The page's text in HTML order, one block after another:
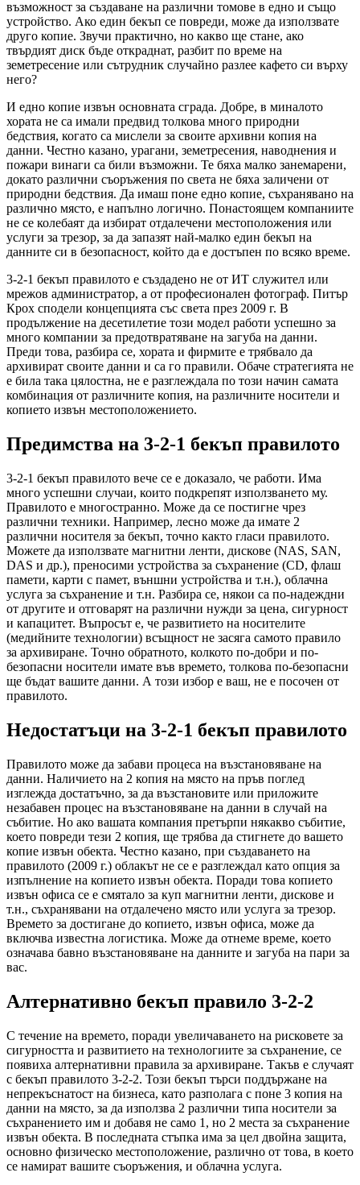
възможност за създаване на различни томове в едно и също
устройство. Ако един бекъп се повреди, може да използвате
друго копие. Звучи практично, но какво ще стане, ако
твърдият диск бъде откраднат, разбит по време на
земетресение или сътрудник случайно разлее кафето си върху
него?
И едно копие извън основната сграда. Добре, в миналото
хората не са имали предвид толкова много природни
бедствия, когато са мислели за своите архивни копия на
данни. Честно казано, урагани, земетресения, наводнения и
пожари винаги са били възможни. Те бяха малко занемарени,
докато различни съоръжения по света не бяха заличени от
природни бедствия. Да имаш поне едно копие, съхранявано на
различно място, е напълно логично. Понастоящем компаниите
не се колебаят да избират отдалечени местоположения или
услуги за трезор, за да запазят най-малко един бекъп на
данните си в безопасност, който да е достъпен по всяко време.
3-2-1 бекъп правилото е създадено не от ИТ служител или
мрежов администратор, а от професионален фотограф. Питър
Крох сподели концепцията със света през 2009 г. В
продължение на десетилетие този модел работи успешно за
много компании за предотвратяване на загуба на данни.
Преди това, разбира се, хората и фирмите е трябвало да
архивират своите данни и са го правили. Обаче стратегията не
е била така цялостна, не е разглеждала по този начин самата
комбинация от различните копия, на различните носители и
копието извън местоположението.
Предимства на 3-2-1 бекъп правилото
3-2-1 бекъп правилото вече се е доказало, че работи. Има
много успешни случаи, които подкрепят използването му.
Правилото е многостранно. Може да се постигне чрез
различни техники. Например, лесно може да имате 2
различни носителя за бекъп, точно както гласи правилото.
Можете да използвате магнитни ленти, дискове (NAS, SAN,
DAS и др.), преносими устройства за съхранение (CD, флаш
памети, карти с памет, външни устройства и т.н.), облачна
услуга за съхранение и т.н. Разбира се, някои са по-надеждни
от другите и отговарят на различни нужди за цена, сигурност
и капацитет. Въпросът е, че развитието на носителите
(медийните технологии) всъщност не засяга самото правило
за архивиране. Точно обратното, колкото по-добри и по-
безопасни носители имате във времето, толкова по-безопасни
ще бъдат вашите данни. А този избор е ваш, не е посочен от
правилото.
Недостатъци на 3-2-1 бекъп правилото
Правилото може да забави процеса на възстановяване на
данни. Наличието на 2 копия на място на пръв поглед
изглежда достатъчно, за да възстановите или приложите
незабавен процес на възстановяване на данни в случай на
събитие. Но ако вашата компания претърпи някакво събитие,
което повреди тези 2 копия, ще трябва да стигнете до вашето
копие извън обекта. Честно казано, при създаването на
правилото (2009 г.) облакът не се е разглеждал като опция за
изпълнение на копието извън обекта. Поради това копието
извън офиса се е смятало за куп магнитни ленти, дискове и
т.н., съхранявани на отдалечено място или услуга за трезор.
Времето за достигане до копието, извън офиса, може да
включва известна логистика. Може да отнеме време, което
означава бавно възстановяване на данните и загуба на пари за
вас.
Алтернативно бекъп правило 3-2-2
С течение на времето, поради увеличаването на рисковете за
сигурността и развитието на технологиите за съхранение, се
появиха алтернативни правила за архивиране. Такъв е случаят
с бекъп правилото 3-2-2. Този бекъп търси поддържане на
непрекъснатост на бизнеса, като разполага с поне 3 копия на
данни на място, за да използва 2 различни типа носители за
съхранението им и добавя не само 1, но 2 места за съхранение
извън обекта. В последната стъпка има за цел двойна защита,
основно физическо местоположение, различно от това, в което
се намират вашите съоръжения, и облачна услуга.